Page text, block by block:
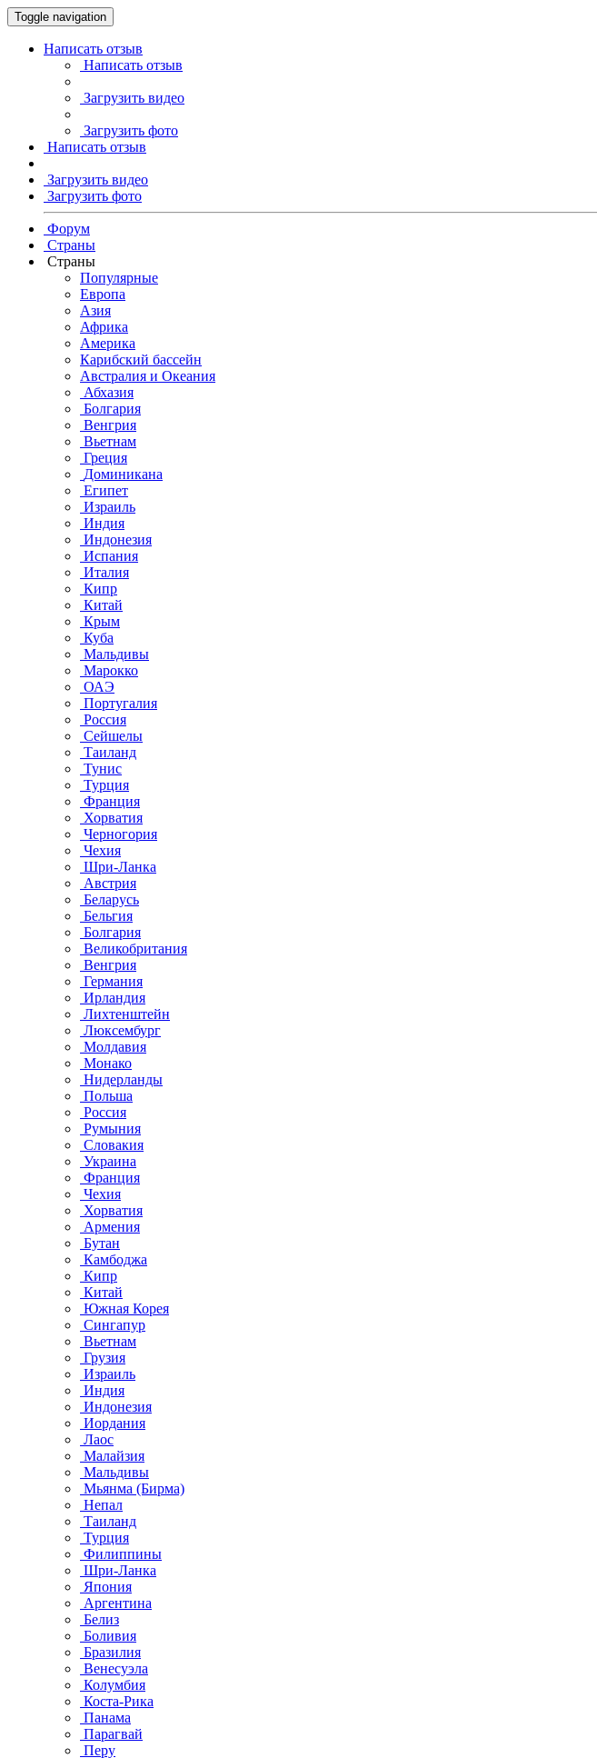
Toggle navigation
Написать отзыв
Написать отзыв
Загрузить видео
Загрузить фото
Написать отзыв
Загрузить видео
Загрузить фото
Форум
Страны
Страны
Популярные
Европа
Азия
Африка
Америка
Карибский бассейн
Австралия и Океания
Абхазия
Болгария
Венгрия
Вьетнам
Греция
Доминикана
Египет
Израиль
Индия
Индонезия
Испания
Италия
Кипр
Китай
Крым
Куба
Мальдивы
Марокко
ОАЭ
Португалия
Россия
Сейшелы
Таиланд
Тунис
Турция
Франция
Хорватия
Черногория
Чехия
Шри-Ланка
Австрия
Беларусь
Бельгия
Болгария
Великобритания
Венгрия
Германия
Ирландия
Лихтенштейн
Люксембург
Молдавия
Монако
Нидерланды
Польша
Россия
Румыния
Словакия
Украина
Франция
Чехия
Хорватия
Армения
Бутан
Камбоджа
Кипр
Китай
Южная Корея
Сингапур
Вьетнам
Грузия
Израиль
Индия
Индонезия
Иордания
Лаос
Малайзия
Мальдивы
Мьянма (Бирма)
Непал
Таиланд
Турция
Филиппины
Шри-Ланка
Япония
Аргентина
Белиз
Боливия
Бразилия
Венесуэла
Колумбия
Коста-Рика
Панама
Парагвай
Перу